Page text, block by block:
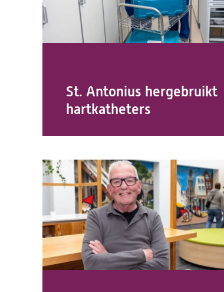
St. Antonius hergebruikt
hartkatheters